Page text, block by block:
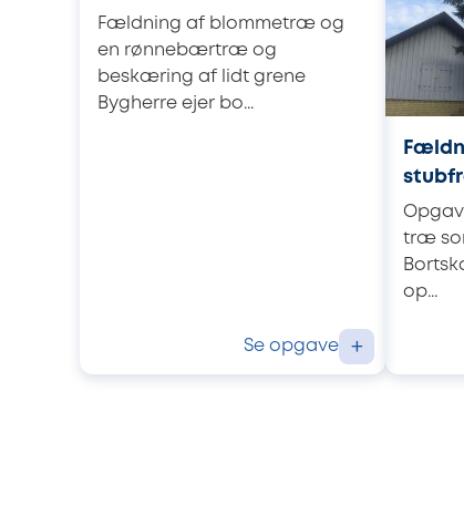
Fældning af blommetræ og
en rønnebærtræ og
beskæring af lidt grene
Bygherre ejer bo...
Se opgave +
træ
op...